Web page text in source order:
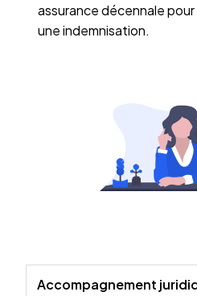
assurance décennale
une indemnisation.
Accompagnement